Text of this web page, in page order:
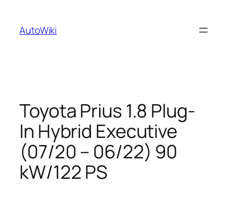
springen
AutoWiki
Toyota Prius 1.8 Plug-
In Hybrid Executive
(07/20 – 06/22) 90
kW/122 PS